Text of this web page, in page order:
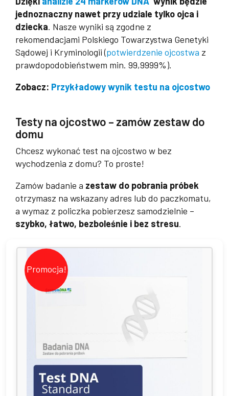
jednoznaczny nawet przy udziale tylko ojca i
dziecka. Nasze wyniki są zgodne z
rekomendacjami Polskiego Towarzystwa Genetyki
Sądowej i Kryminologii (potwierdzenie ojcostwa z
prawdopodobieństwem min. 99,9999%).
Zobacz: Przykładowy wynik testu na ojcostwo
Testy na ojcostwo – zamów zestaw do
domu
Chcesz wykonać test na ojcostwo w bez
wychodzenia z domu? To proste!
Zamów badanie a zestaw do pobrania próbek
otrzymasz na wskazany adres lub do paczkomatu,
a wymaz z policzka pobierzesz samodzielnie –
szybko, łatwo, bezboleśnie i bez stresu.
Promocja!